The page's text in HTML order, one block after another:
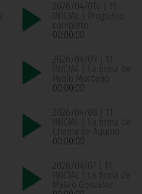
2026/04/010 | 11
INICIAL | Programa
completo
00:00:00
2026/04/09 | 11
INICIAL | La firma de
Pablo Montaño
00:00:00
2026/04/08 | 11
INICIAL | La firma de
Chema de Aquino
00:00:00
2026/04/07 | 11
INICIAL | La firma de
Mateo González